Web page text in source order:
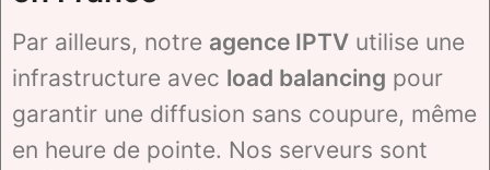
Par ailleurs, notre agence IPTV utilise une
infrastructure avec load balancing pour
garantir une diffusion sans coupure, même
en heure de pointe. Nos serveurs sont